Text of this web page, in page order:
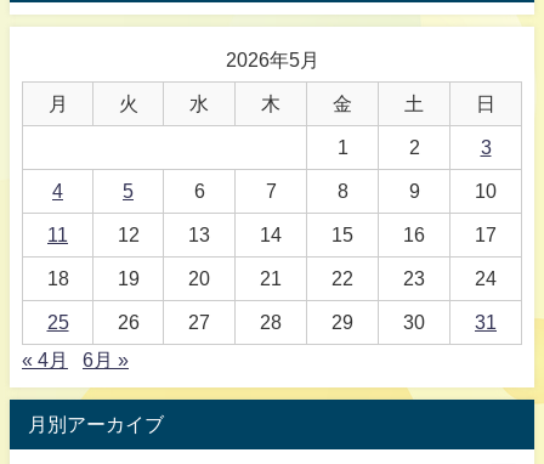
2026年5月
月 火 水 木 金 土 日
1 2 3
4 5 6 7 8 9 10
11 12 13 14 15 16 17
18 19 20 21 22 23 24
25 26 27 28 29 30
31
« 4月
6月 »
月別アーカイブ